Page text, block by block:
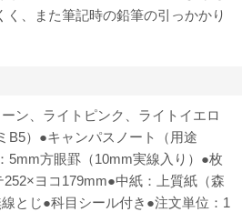
、また筆記時の鉛筆の引っかかり
ン、ライトピンク、ライトイエロ
B5）●キャンパスノート（用途
5mm方眼罫（10mm実線入り）●枚
ヨコ179mm●中紙：上質紙（森
とじ●科目シール付き●注文単位：1